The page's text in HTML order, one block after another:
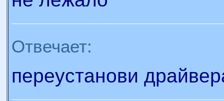
Отвечает:
переустанови